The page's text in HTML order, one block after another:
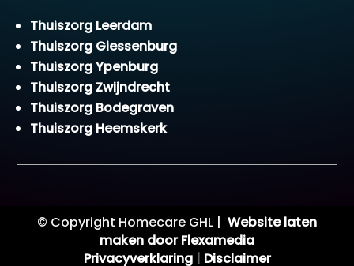
Thuiszorg Leerdam
Thuiszorg Giessenburg
Thuiszorg Ypenburg
Thuiszorg Zwijndrecht
Thuiszorg Bodegraven
Thuiszorg Heemskerk
© Copyright Homecare GHL | Website laten
maken door Flexamedia
Privacyverklaring| Disclaimer